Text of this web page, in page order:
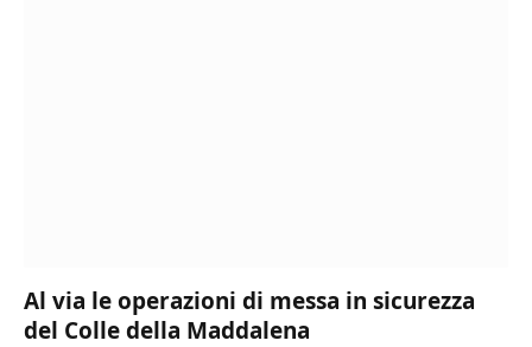
Al via le operazioni di messa in sicurezza
del Colle della Maddalena